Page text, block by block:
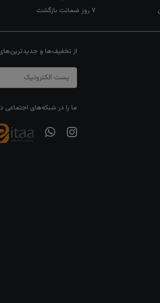
۷ روز ضمانت بازگشت
از تخفیف‌ها و
ما را در شبکه‌های اجتماعی